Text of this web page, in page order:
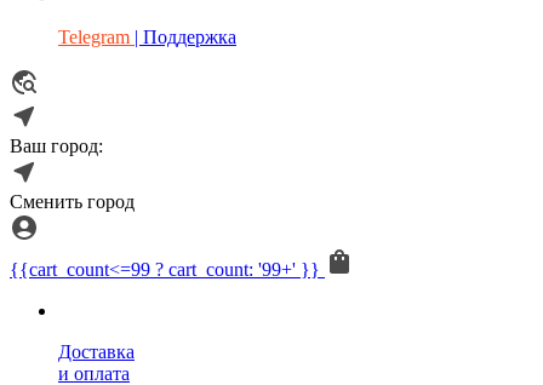
Telegram | Поддержка
Ваш город:
Сменить город
{{cart_count<=99 ? cart_count: '99+' }}
Доставка
и оплата